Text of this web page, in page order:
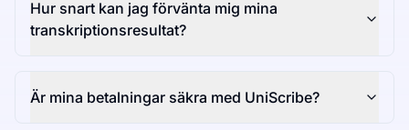
Hur snart kan jag förvänta mig mina
transkriptionsresultat?
Är mina betalningar säkra med UniScribe?